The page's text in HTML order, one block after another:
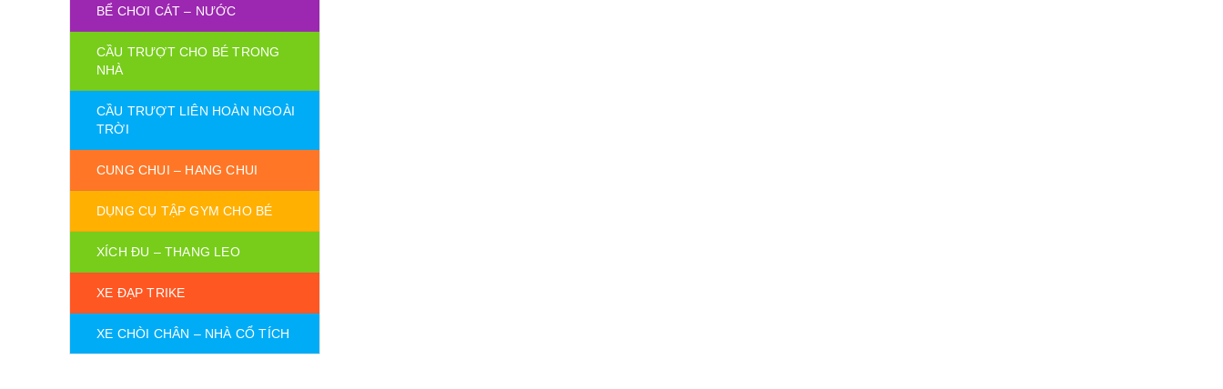
BỂ CHƠI CÁT – NƯỚC
CẦU TRƯỢT CHO BÉ TRONG
NHÀ
CẦU TRƯỢT LIÊN HOÀN NGOÀI
TRỜI
CUNG CHUI – HANG CHUI
DỤNG CỤ TẬP GYM CHO BÉ
XÍCH ĐU – THANG LEO
XE ĐẠP TRIKE
XE CHÒI CHÂN – NHÀ CỔ TÍCH